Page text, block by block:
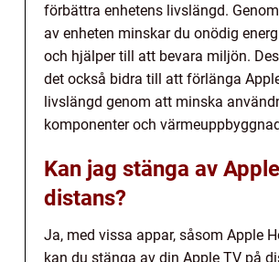
förbättra enhetens livslängd.
av enheten minskar du onödig
och hjälper till att bevara miljön.
det också bidra till att förlänga
livslängd genom att minska
komponenter och
Kan jag stänga av
distans?
Ja, med vissa appar, såsom Apple
kan du stänga av din Apple TV på